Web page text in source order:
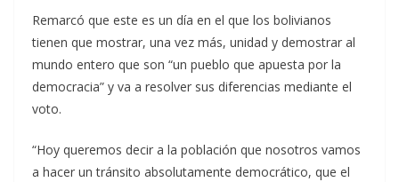
Remarcó que este es un día en el que los bolivianos
tienen que mostrar, una vez más, unidad y demostrar al
mundo entero que son “un pueblo que apuesta por la
democracia” y va a resolver sus diferencias mediante el
voto.
“Hoy queremos decir a la población que nosotros vamos
a hacer un tránsito absolutamente democrático, que el